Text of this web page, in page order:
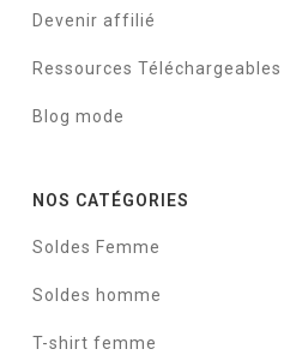
Devenir affilié
Ressources Téléchargeables
Blog mode
NOS CATÉGORIES
Soldes Femme
Soldes homme
T-shirt femme